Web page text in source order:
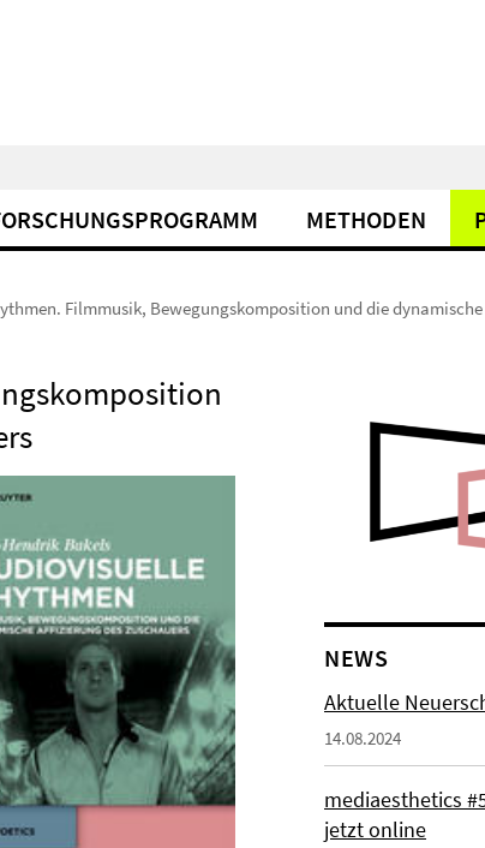
METHODEN
Filmmusik, Bewegungskomposition und die
NEWS
Aktuelle
14.08.2024
mediaesthetics
jetzt online